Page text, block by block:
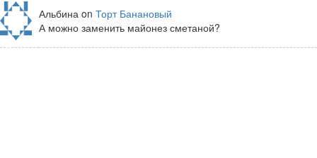
Альбина on Торт Банановый
А можно заменить майонез сметаной?